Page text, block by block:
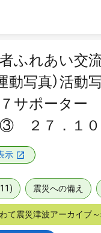
ふれあい交
動写真）活動
７サポーター
２７．１０
示
震災への備え
て震災津波アーカイブ